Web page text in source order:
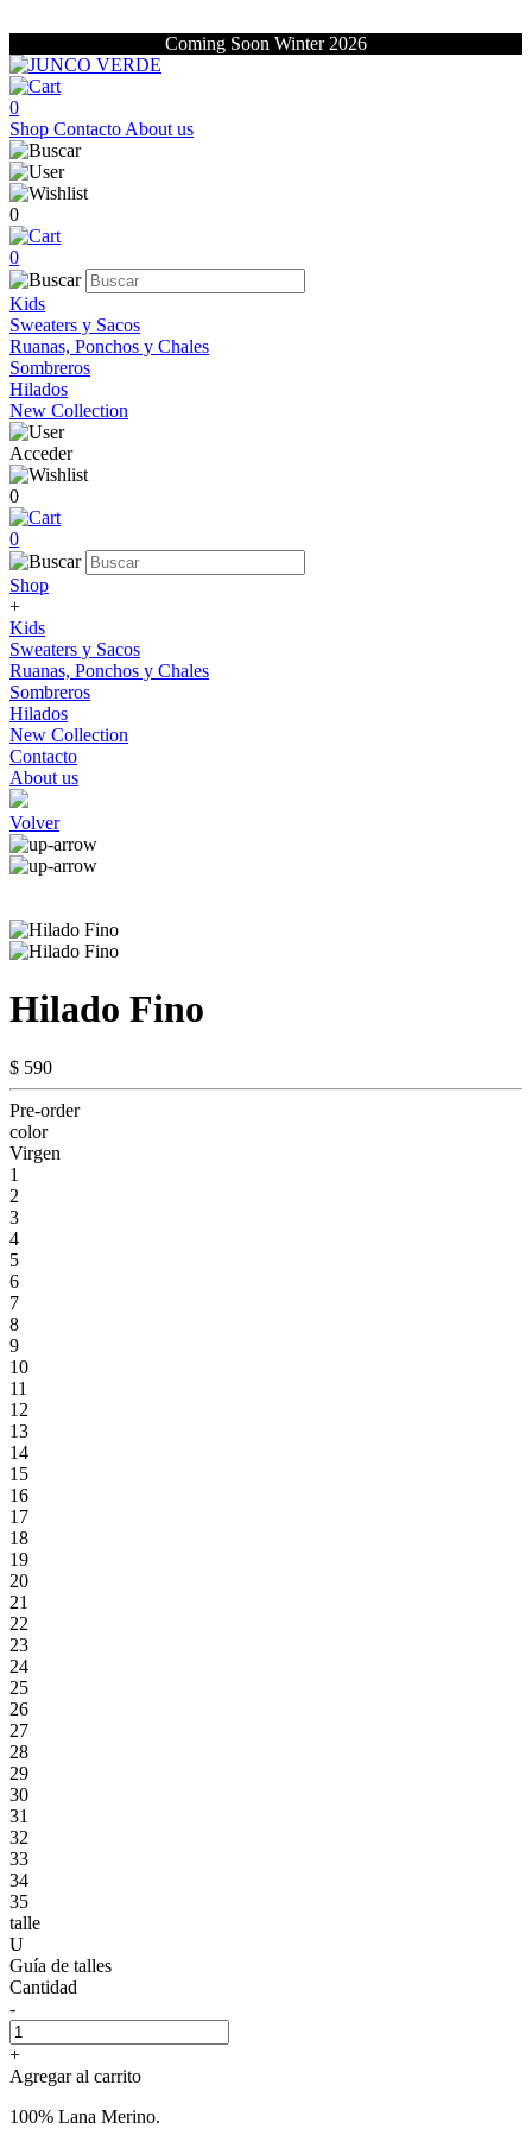
Coming Soon Winter 2026
0
Shop Contacto About us
0
0
Kids
Sweaters y Sacos
Ruanas, Ponchos y Chales
Sombreros
Hilados
New Collection
Acceder
0
0
Shop
+
Kids
Sweaters y Sacos
Ruanas, Ponchos y Chales
Sombreros
Hilados
New Collection
Contacto
About us
Volver
Hilado Fino
$ 590
Pre-order
color
Virgen
1
2
3
4
5
6
7
8
9
10
11
12
13
14
15
16
17
18
19
20
21
22
23
24
25
26
27
28
29
30
31
32
33
34
35
talle
U
Guía de talles
Cantidad
-
+
Agregar al carrito
100% Lana Merino.